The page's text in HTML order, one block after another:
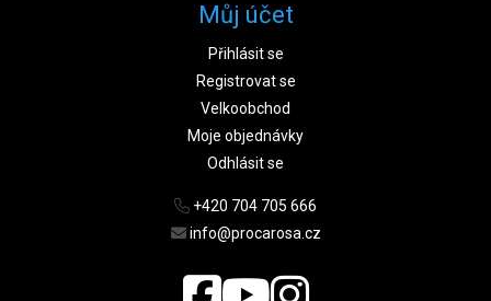
Můj účet
Přihlásit se
Registrovat se
Velkoobchod
Moje objednávky
Odhlásit se
+420 704 705 666
info@procarosa.cz